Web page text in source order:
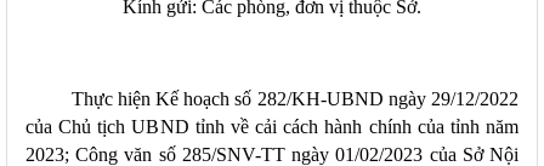
Kính gửi: Các phòng, đơn vị thuộc Sở.
Thực hiện Kế hoạch số 282/KH-UBND ngày 29/12/2022
của Chủ tịch UBND tỉnh về cải cách hành chính của tỉnh năm
2023; Công văn số 285/SNV-TT ngày 01/02/2023 của Sở Nội